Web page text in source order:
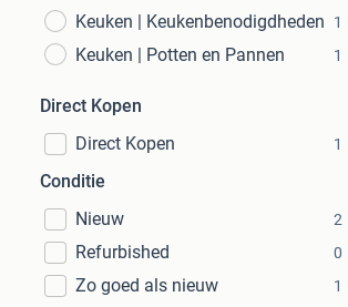
Keuken | Keukenbenodigdheden 1
Keuken | Potten en Pannen 1
Direct Kopen
Direct Kopen
1
Conditie
Nieuw
2
Refurbished 0
Zo goed als nieuw 1